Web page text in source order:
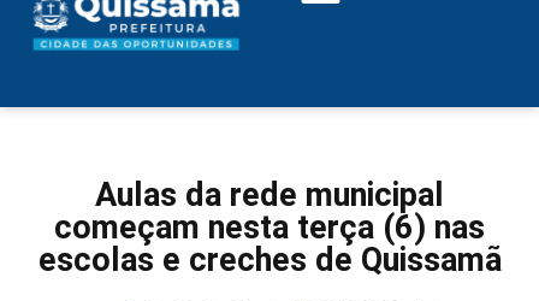
Aulas da rede municipal
começam nesta terça (6) nas
escolas e creches de Quissamã